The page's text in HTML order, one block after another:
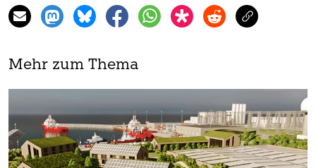
Mehr zum Thema